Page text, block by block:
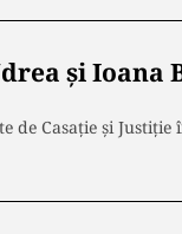
şi Ioana
Casație și Justiție